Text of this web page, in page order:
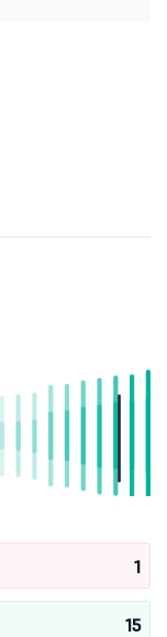
1
15